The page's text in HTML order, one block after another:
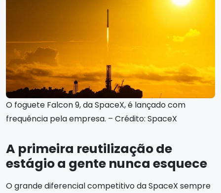
O foguete Falcon 9, da SpaceX, é lançado com
frequência pela empresa. – Crédito: SpaceX
A primeira reutilização de
estágio a gente nunca esquece
O grande diferencial competitivo da SpaceX sempre